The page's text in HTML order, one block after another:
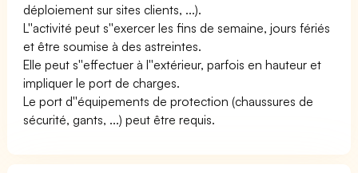
déploiement sur sites clients, ...).
L''activité peut s''exercer les fins de semaine, jours fériés
et être soumise à des astreintes.
Elle peut s''effectuer à l''extérieur, parfois en hauteur et
impliquer le port de charges.
Le port d''équipements de protection (chaussures de
sécurité, gants, ...) peut être requis.